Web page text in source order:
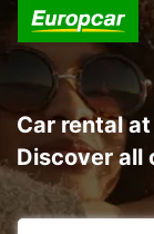
Car rental
Discover all